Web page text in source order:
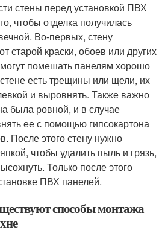
стены перед установкой ПВХ
чтобы отделка получилась
Во-первых, стену
старой краски, обоев или других
помешать панелям хорошо
есть трещины или щели, их
и выровнять. Также важно
была ровной, и в случае
ее с помощью гипсокартона
После этого стену нужно
чтобы удалить пыль и грязь,
Только после этого
ПВХ панелей.
способы монтажа